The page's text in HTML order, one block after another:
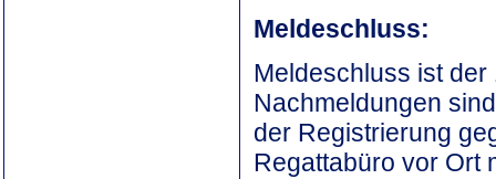
Meldeschluss:
Meldeschluss ist der
Nachmeldungen
der Registrierung
Regattabüro vor Ort